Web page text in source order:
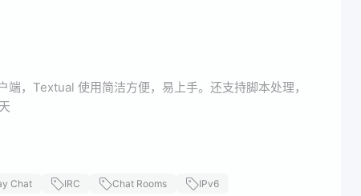
，Textual 使用简洁方便，易上手。还支持脚本处理，
Chat IRC Chat Rooms
IPv6